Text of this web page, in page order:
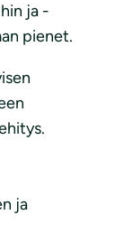
ja -
pienet.
ja